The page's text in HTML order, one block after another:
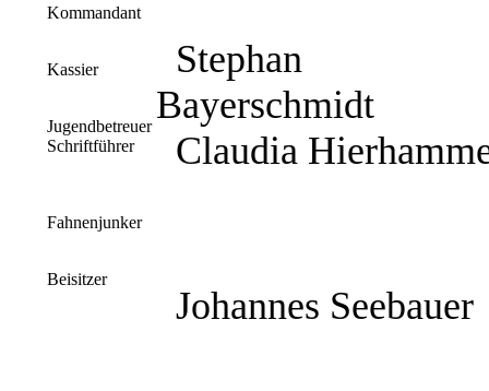
Kommandant
Kassier
Jugendbetreuer
Schriftführer
Fahnenjunker
Beisitzer
Stephan
Bayerschmidt
Claudia
Johannes Seebauer